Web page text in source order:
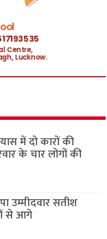
में दो कारों की
के चार लोगों की
उम्मीदवार सतीश
से आगे